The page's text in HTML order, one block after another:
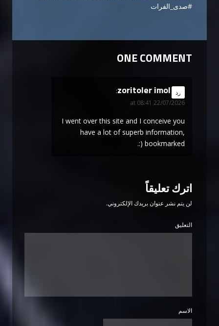
#صدى_الفرات
ONE COMMENT
zoritoler imol
says:
22/07/2026 at 08:41
رد
I went over this site and I conceive you
have a lot of superb information,
bookmarked (:.
اترك تعليقاً
لن يتم نشر عنوان بريدك الإلكتروني.
التعليق
الاسم